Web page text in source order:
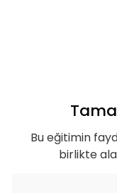
Bu eğitimin
birlikte